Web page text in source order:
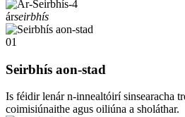
árseirbhís
01
Seirbhís aon-stad
Is féidir lenár n-innealtóirí sinsearacha
coimisiúnaithe agus oiliúna a sholáthar.